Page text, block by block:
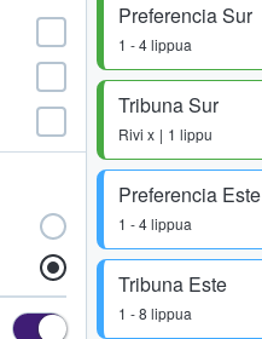
Preferencia Sur
1 - 4 lippua
Tribuna Sur
Rivi x 1 lippu
Preferencia Este
1 - 4 lippua
Tribuna Este
1 - 8 lippua